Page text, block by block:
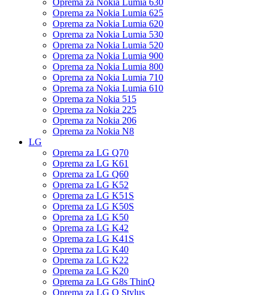
Oprema za Nokia Lumia 630
Oprema za Nokia Lumia 625
Oprema za Nokia Lumia 620
Oprema za Nokia Lumia 530
Oprema za Nokia Lumia 520
Oprema za Nokia Lumia 900
Oprema za Nokia Lumia 800
Oprema za Nokia Lumia 710
Oprema za Nokia Lumia 610
Oprema za Nokia 515
Oprema za Nokia 225
Oprema za Nokia 206
Oprema za Nokia N8
LG
Oprema za LG Q70
Oprema za LG K61
Oprema za LG Q60
Oprema za LG K52
Oprema za LG K51S
Oprema za LG K50S
Oprema za LG K50
Oprema za LG K42
Oprema za LG K41S
Oprema za LG K40
Oprema za LG K22
Oprema za LG K20
Oprema za LG G8s ThinQ
Oprema za LG Q Stylus